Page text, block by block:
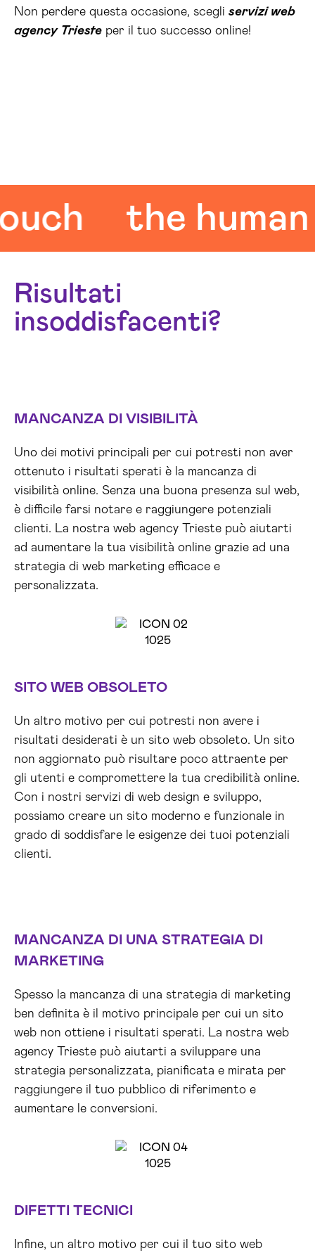
Non perdere questa occasione, scegli servizi web
agency Trieste per il tuo successo online!
the human
Risultati
insoddisfacenti?
MANCANZA DI VISIBILITÀ
Uno dei motivi principali per cui potresti non aver
ottenuto i risultati sperati è la mancanza di
visibilità online. Senza una buona presenza sul web,
è difficile farsi notare e raggiungere potenziali
clienti. La nostra web agency Trieste può aiutarti
ad aumentare la tua visibilità online grazie ad una
strategia di web marketing efficace e
personalizzata.
SITO WEB OBSOLETO
Un altro motivo per cui potresti non avere i
risultati desiderati è un sito web obsoleto. Un sito
non aggiornato può risultare poco attraente per
gli utenti e compromettere la tua credibilità online.
Con i nostri servizi di web design e sviluppo,
possiamo creare un sito moderno e funzionale in
grado di soddisfare le esigenze dei tuoi potenziali
clienti.
MANCANZA DI UNA STRATEGIA DI
MARKETING
Spesso la mancanza di una strategia di marketing
ben definita è il motivo principale per cui un sito
web non ottiene i risultati sperati. La nostra web
agency Trieste può aiutarti a sviluppare una
strategia personalizzata, pianificata e mirata per
raggiungere il tuo pubblico di riferimento e
aumentare le conversioni.
DIFETTI TECNICI
Infine, un altro motivo per cui il tuo sito web